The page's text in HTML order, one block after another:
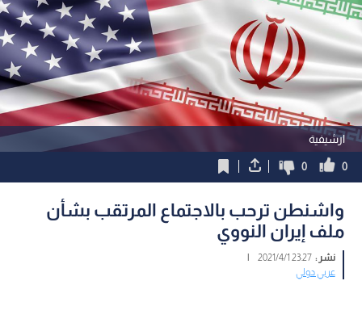
ارشيفية
0
0
واشنطن ترحب بالاجتماع المرتقب بشأن
ملف إيران النووي
نشر :23:27 2021/4/1
|
عربي دولي